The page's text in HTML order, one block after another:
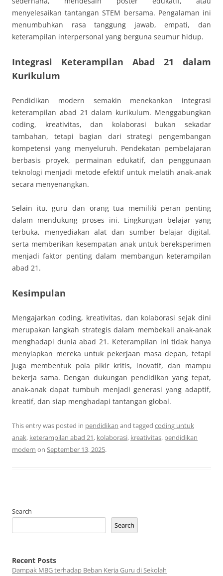
menyelesaikan tantangan STEM bersama. Pengalaman ini
menumbuhkan rasa tanggung jawab, empati, dan
keterampilan interpersonal yang berguna seumur hidup.
Integrasi Keterampilan Abad 21 dalam
Kurikulum
Pendidikan modern semakin menekankan integrasi
keterampilan abad 21 dalam kurikulum. Menggabungkan
coding, kreativitas, dan kolaborasi bukan sekadar
tambahan, tetapi bagian dari strategi pengembangan
kompetensi yang menyeluruh. Pendekatan pembelajaran
berbasis proyek, permainan edukatif, dan penggunaan
teknologi menjadi metode efektif untuk melatih anak-anak
secara menyenangkan.
Selain itu, guru dan orang tua memiliki peran penting
dalam mendukung proses ini. Lingkungan belajar yang
terbuka, menyediakan alat dan sumber belajar digital,
serta memberikan kesempatan anak untuk bereksperimen
menjadi faktor penting dalam membangun keterampilan
abad 21.
Kesimpulan
Mengajarkan coding, kreativitas, dan kolaborasi sejak dini
merupakan langkah strategis dalam membekali anak-anak
menghadapi dunia abad 21. Keterampilan ini tidak hanya
menyiapkan mereka untuk pekerjaan masa depan, tetapi
juga membentuk pola pikir kritis, inovatif, dan mampu
bekerja sama. Dengan dukungan pendidikan yang tepat,
anak-anak dapat tumbuh menjadi generasi yang adaptif,
kreatif, dan siap menghadapi tantangan global.
This entry was posted in pendidikan and tagged coding untuk
anak, keterampilan abad 21, kolaborasi, kreativitas, pendidikan
modern on September 13, 2025.
Search
Search
Recent Posts
Dampak MBG terhadap Beban Kerja Guru di Sekolah